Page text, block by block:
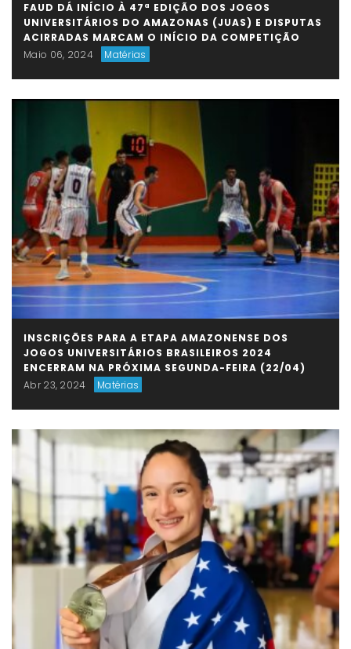
FAUD DÁ INÍCIO À 47ª EDIÇÃO DOS JOGOS
UNIVERSITÁRIOS DO AMAZONAS (JUAS) E DISPUTAS
ACIRRADAS MARCAM O INÍCIO DA COMPETIÇÃO
Maio 06, 2024
Matérias
INSCRIÇÕES PARA A ETAPA AMAZONENSE DOS
JOGOS UNIVERSITÁRIOS BRASILEIROS 2024
ENCERRAM NA PRÓXIMA SEGUNDA-FEIRA (22/04)
Abr 23, 2024
Matérias